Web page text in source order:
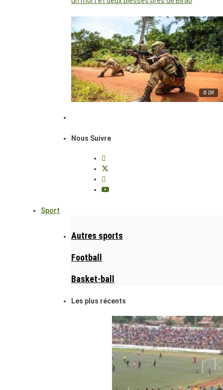
© DR
Nous Suivre
Sport
Autres sports
Football
Basket-ball
Les plus récents